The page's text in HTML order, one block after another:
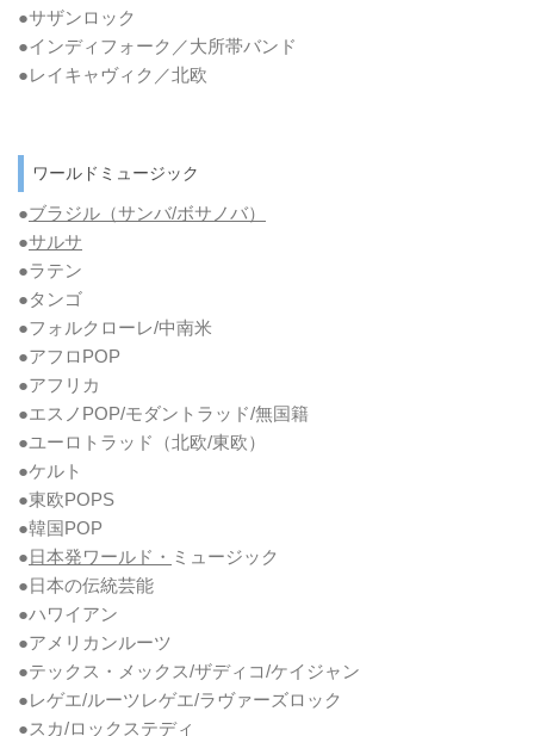
●サザンロック
●インディフォーク／大所帯バンド
●レイキャヴィク／北欧
ワールドミュージック
●ブラジル（サンバ/ボサノバ）
●サルサ
●ラテン
●タンゴ
●フォルクローレ/中南米
●アフロPOP
●アフリカ
●エスノPOP/モダントラッド/無国籍
●ユーロトラッド（北欧/東欧）
●ケルト
●東欧POPS
●韓国POP
●日本発ワールド・ ミュージック
●日本の伝統芸能
●ハワイアン
●アメリカンルーツ
●テックス・メックス/ザディコ/ケイジャン
●レゲエ/ルーツレゲエ/ラヴァーズロック
●スカ/ロックステディ